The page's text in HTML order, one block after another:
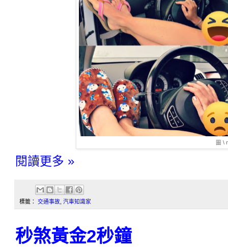
圖 \
閱讀更多 »
標籤： 交通事故, 汽車知識家
秒煞黃金2秒鐘